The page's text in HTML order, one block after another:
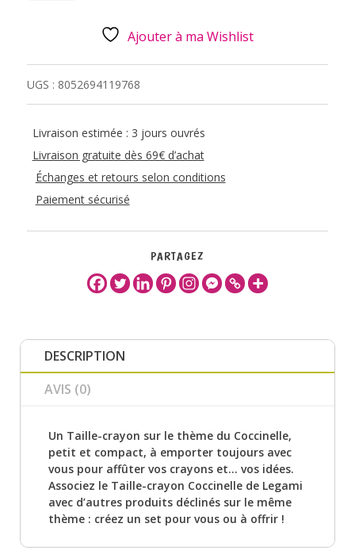
Ajouter à ma Wishlist
UGS : 8052694119768
Livraison estimée : 3 jours ouvrés
Livraison gratuite dès 69€ d’achat
Échanges et retours selon conditions
Paiement sécurisé
PARTAGEZ
DESCRIPTION
AVIS (0)
Un Taille-crayon sur le thème du Coccinelle,
petit et compact, à emporter toujours avec
vous pour affûter vos crayons et... vos idées.
Associez le Taille-crayon Coccinelle de Legami
avec d’autres produits déclinés sur le même
thème : créez un set pour vous ou à offrir !